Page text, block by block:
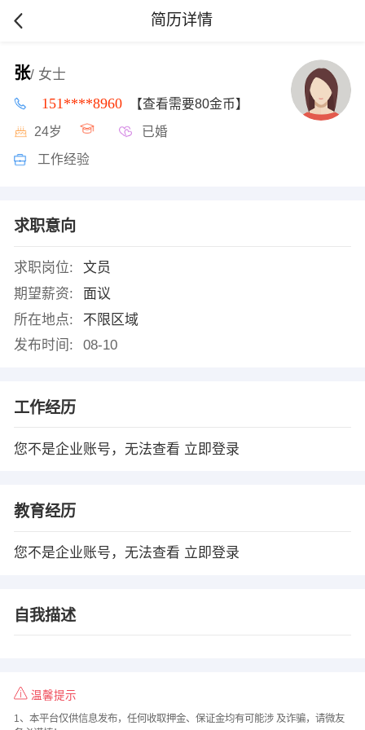
简历详情
张/ 女士
151****8960 【查看需要80金币】
24岁 已婚
工作经验
求职意向
求职岗位:
文员
期望薪资:
面议
所在地点:
不限区域
发布时间:
08-10
工作经历
您不是企业账号，无法查看 立即登录
教育经历
您不是企业账号，无法查看 立即登录
自我描述
温馨提示
1、本平台仅供信息发布，任何收取押金、保证金均有可能涉 及诈骗，请微友